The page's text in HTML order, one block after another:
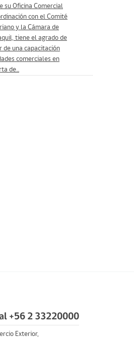
su Oficina Comercial
con el Comité
y la Cámara de
tiene el agrado de
una capacitación
comerciales en
de...
+56 2 33220000
Exterior,